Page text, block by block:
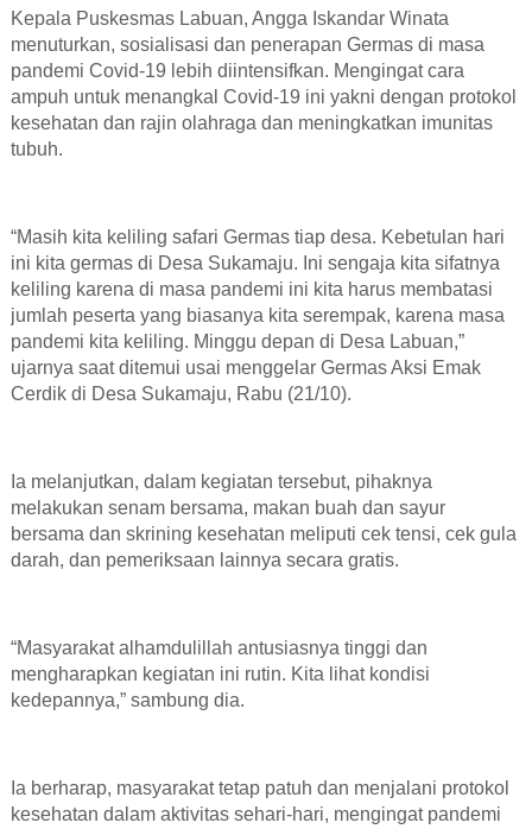
Kepala Puskesmas Labuan, Angga Iskandar Winata
menuturkan, sosialisasi dan penerapan Germas di masa
pandemi Covid-19 lebih diintensifkan. Mengingat cara
ampuh untuk menangkal Covid-19 ini yakni dengan protokol
kesehatan dan rajin olahraga dan meningkatkan imunitas
tubuh.
“Masih kita keliling safari Germas tiap desa. Kebetulan hari
ini kita germas di Desa Sukamaju. Ini sengaja kita sifatnya
keliling karena di masa pandemi ini kita harus membatasi
jumlah peserta yang biasanya kita serempak, karena masa
pandemi kita keliling. Minggu depan di Desa Labuan,”
ujarnya saat ditemui usai menggelar Germas Aksi Emak
Cerdik di Desa Sukamaju, Rabu (21/10).
Ia melanjutkan, dalam kegiatan tersebut, pihaknya
melakukan senam bersama, makan buah dan sayur
bersama dan skrining kesehatan meliputi cek tensi, cek gula
darah, dan pemeriksaan lainnya secara gratis.
“Masyarakat alhamdulillah antusiasnya tinggi dan
mengharapkan kegiatan ini rutin. Kita lihat kondisi
kedepannya,” sambung dia.
Ia berharap, masyarakat tetap patuh dan menjalani protokol
kesehatan dalam aktivitas sehari-hari, mengingat pandemi